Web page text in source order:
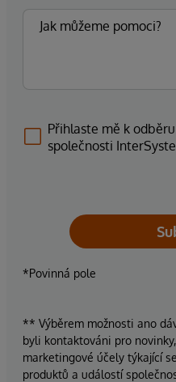
Přihlaste mě k
společnosti
*Povinná pole
** Výběrem možnosti ano
byli kontaktováni pro
marketingové účely týkající
produktů a událostí